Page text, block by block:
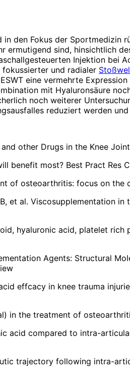
den Fokus der Sportmedizin
sind, hinsichtlich
Injektion bei
und radialer
eine vermehrte
mit Hyaluronsäure
noch weiterer
reduziert werden
other Drugs in the Knee
most? Best Pract Res
osteoarthritis: focus on the
et al. Viscosupplementation
hyaluronic acid, platelet
Agents:
effcacy in knee trauma
in the treatment of
acid compared to intra-
trajectory following intra-